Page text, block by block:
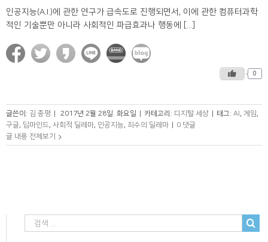
인공지능(A.I.)에 관한 연구가 급속도로 진행되면서, 이에 관한 컴퓨터과학
적인 기술뿐만 아니라 사회적인 파급효과나 행동에 [...]
0
글쓴이: 김 종평 | 2017년 2월 28일. 화요일 | 카테고리: 디지털 세상 | 태그: AI, 게임,
구글, 딥마인드, 사회적 딜레마, 인공지능, 죄수의 딜레마 | 0 댓글
글 내용 전체보기